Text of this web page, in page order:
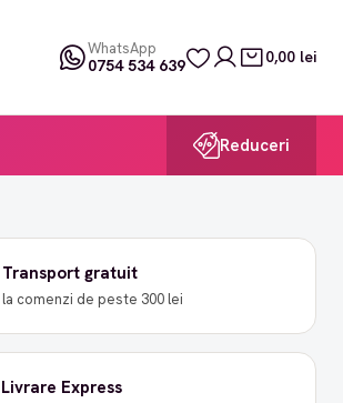
WhatsApp
0754 534 639 0,00 lei
Reduceri
Transport gratuit
la comenzi de peste 300 lei
Livrare Express